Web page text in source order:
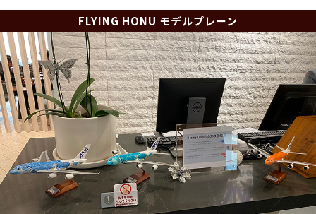
FLYING HONU モデルプレーン